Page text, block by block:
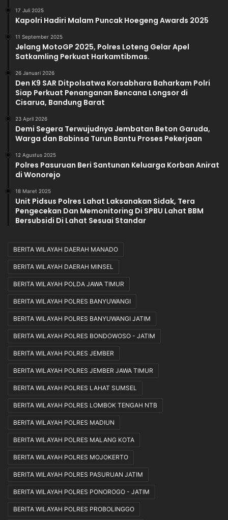
17 Juli 2025
Kapolri Hadiri Malam Puncak Hoegeng Awards 2025
11 September 2025
Jelang MotoGP 2025, Polres Loteng Gelar Apel
Satkamling Perkuat Harkamtibmas.
26 Januari 2026
Den K9 SAR Ditpolsatwa Korsabhara Baharkam Polri
Siap Perkuat Penanganan Bencana Longsor di
Cisarua, Bandung Barat
23 April 2026
Demi Segera Terwujudnya Jembatan Beton Garuda,
Warga dan Babinsa Turun Bantu Proses Pekerjaan
12 Agustus 2025
Polres Pasuruan Beri Santunan Keluarga Korban Anirat
di Wonorejo
18 Maret 2025
Unit Pidsus Polres Lahat Laksanakan Sidak, Tera
Pengecekan Dan Memonitoring Di SPBU Lahat BBM
Bersubsidi Di Lahat Sesuai Standar
BERITA WILAYAH DAERAH MANADO
BERITA WILAYAH DAERAH MINSEL
BERITA WILAYAH POLDA JAWA TIMUR
BERITA WILAYAH POLRES BANYUWANGI
BERITA WILAYAH POLRES BANYUWANGI JATIM
BERITA WILAYAH POLRES BONDOWOSO - JATIM
BERITA WILAYAH POLRES JEMBER
BERITA WILAYAH POLRES JEMBER JAWA TIMUR
BERITA WILAYAH POLRES LAHAT SUMSEL
BERITA WILAYAH POLRES LOMBOK TENGAH NTB
BERITA WILAYAH POLRES MADIUN
BERITA WILAYAH POLRES MALANG KOTA
BERITA WILAYAH POLRES MOJOKERTO
BERITA WILAYAH POLRES PASURUAN JATIM
BERITA WILAYAH POLRES PONOROGO - JATIM
BERITA WILAYAH POLRES PROBOLINGGO